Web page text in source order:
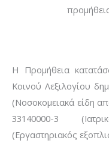
Η Προμήθεια
Κοινού Λεξιλογίου
(Νοσοκομειακά είδη
33140000-3
(Εργαστηριακός